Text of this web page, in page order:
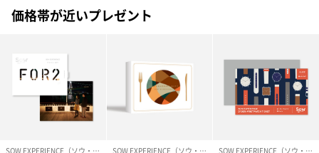
価格帯が近いプレゼント